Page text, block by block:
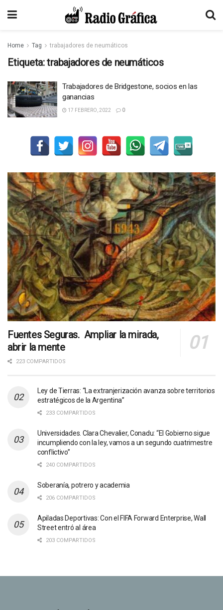
Home Tag trabajadores de neumáticos
Etiqueta:trabajadores de neumáticos
Trabajadores de Bridgestone, socios en las
ganancias
17 FEBRERO, 2022 0
Fuentes Seguras. Ampliar la mirada,
abrir la mente
223 COMPARTIDOS
Ley de Tierras: “La extranjerización avanza sobre territorios
estratégicos de la Argentina”
233 COMPARTIDOS
Universidades. Clara Chevalier, Conadu: “El Gobierno sigue
incumpliendo con la ley, vamos a un segundo cuatrimestre
conflictivo”
240 COMPARTIDOS
Soberanía, potrero y academia
206 COMPARTIDOS
Apiladas Deportivas: Con el FIFA Forward Enterprise, Wall
Street entró al área
203 COMPARTIDOS